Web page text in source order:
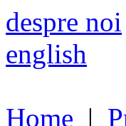
despre noi
english
Home |